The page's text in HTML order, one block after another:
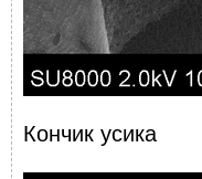
Кончик усика